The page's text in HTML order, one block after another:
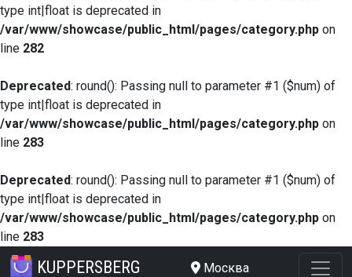
type int|float is deprecated in
/var/www/showcase/public_html/pages/category.php on
line 282
Deprecated: round(): Passing null to parameter #1 ($num) of
type int|float is deprecated in
/var/www/showcase/public_html/pages/category.php on
line 283
Deprecated: round(): Passing null to parameter #1 ($num) of
type int|float is deprecated in
/var/www/showcase/public_html/pages/category.php on
line 283
KUPPERSBERG Москва